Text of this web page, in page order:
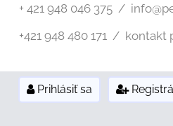
+ 421 948 046 375 /
+421 948 480 171 / kontakt
Prihlásiť sa